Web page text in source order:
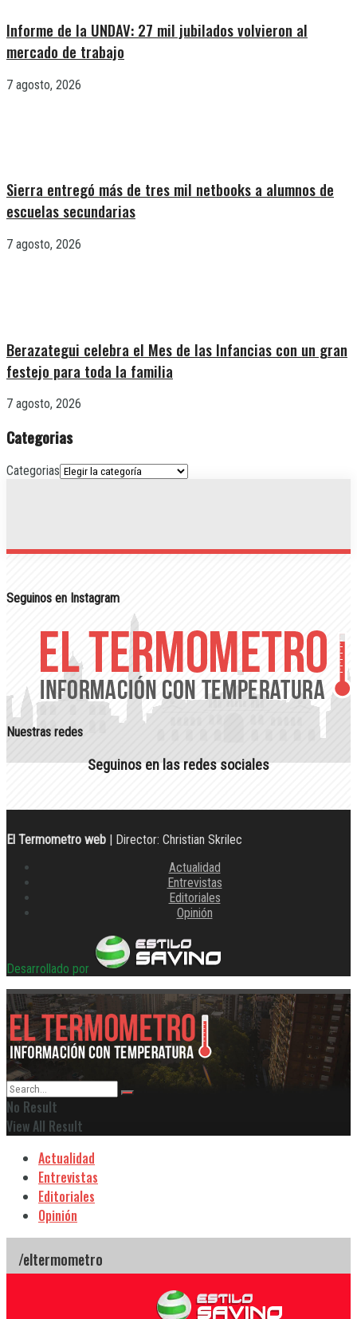
Informe de la UNDAV: 27 mil jubilados volvieron al
mercado de trabajo
7 agosto, 2026
Sierra entregó más de tres mil netbooks a alumnos de
escuelas secundarias
7 agosto, 2026
Berazategui celebra el Mes de las Infancias con un gran
festejo para toda la familia
7 agosto, 2026
Categorias
Categorias
Seguinos en Instagram
Nuestras redes
Seguinos en las redes sociales
El Termometro web | Director: Christian Skrilec
Actualidad
Entrevistas
Editoriales
Opinión
Desarrollado por
No Result
View All Result
Actualidad
Entrevistas
Editoriales
Opinión